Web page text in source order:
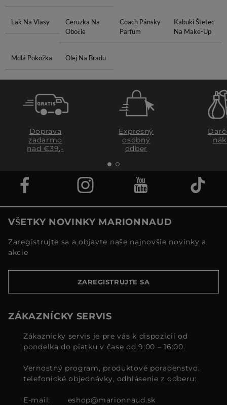
Lak Na Vlasy
Ceruzka Na
Obočie
Coach Pánsky
Parfum
Kabuki Štetec
Na Make-Up
Mdlá Pokožka Olej Na Bradu
Doprava
zadarmo
nad €39,-
Expresný
osobný
odber
VŠETKY NOVINKY MARIONNAUD
Zaregistrujte sa a objavte naše najnovšie novinky a
akcie
ZAREGISTRUJTE SA
ZÁKAZNÍCKY SERVIS
Zákaznícky servis je pre vás k dispozícií od
pondelka do piatku v čase od 9:00 – 16:00.
Vernostný program, produktové poradenstvo,
telefonické objednávky, odhlásenie z odberu:
E-mail:
eshop@marionnaud.sk